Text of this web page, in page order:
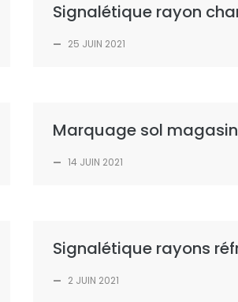
Signalétique rayon
— 25 JUIN 2021
Marquage sol magasin
— 14 JUIN 2021
Signalétique rayons
— 2 JUIN 2021